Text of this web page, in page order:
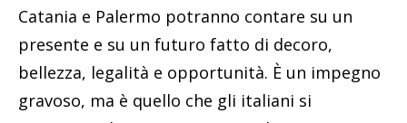
Catania e Palermo potranno contare su un
presente e su un futuro fatto di decoro,
bellezza, legalità e opportunità. È un impegno
gravoso, ma è quello che gli italiani si